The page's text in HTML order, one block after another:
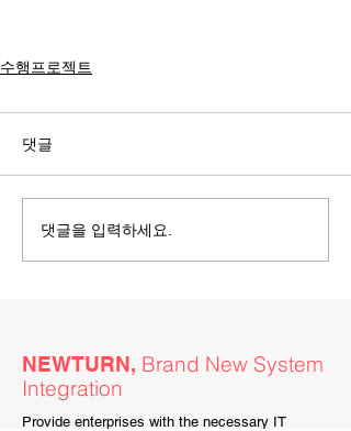
수행프로젝트
댓글
댓글을 입력하세요.
NEWTURN, Brand New System
Integration
Provide enterprises with the necessary IT